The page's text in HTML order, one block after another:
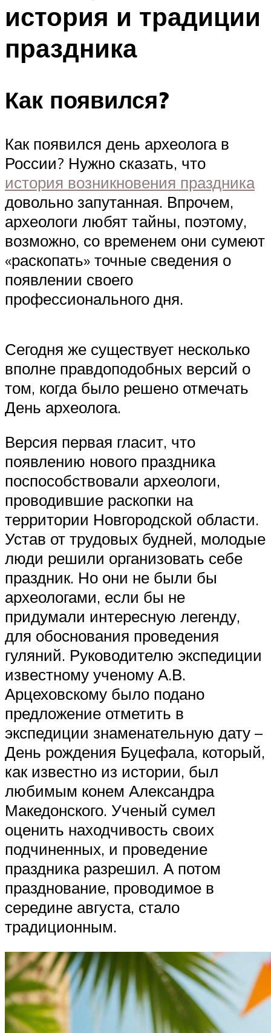
Меню
история и традиции
праздника
Как появился?
Как появился день археолога в
России? Нужно сказать, что
история возникновения праздника
довольно запутанная. Впрочем,
археологи любят тайны, поэтому,
возможно, со временем они сумеют
«раскопать» точные сведения о
появлении своего
профессионального дня.
Сегодня же существует несколько
вполне правдоподобных версий о
том, когда было решено отмечать
День археолога.
Версия первая гласит, что
появлению нового праздника
поспособствовали археологи,
проводившие раскопки на
территории Новгородской области.
Устав от трудовых будней, молодые
люди решили организовать себе
праздник. Но они не были бы
археологами, если бы не
придумали интересную легенду,
для обоснования проведения
гуляний. Руководителю экспедиции
известному ученому А.В.
Арцеховскому было подано
предложение отметить в
экспедиции знаменательную дату –
День рождения Буцефала, который,
как известно из истории, был
любимым конем Александра
Македонского. Ученый сумел
оценить находчивость своих
подчиненных, и проведение
праздника разрешил. А потом
празднование, проводимое в
середине августа, стало
традиционным.